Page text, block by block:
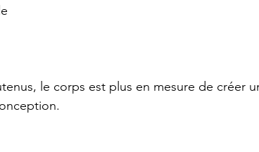
le corps est plus en mesure de créer